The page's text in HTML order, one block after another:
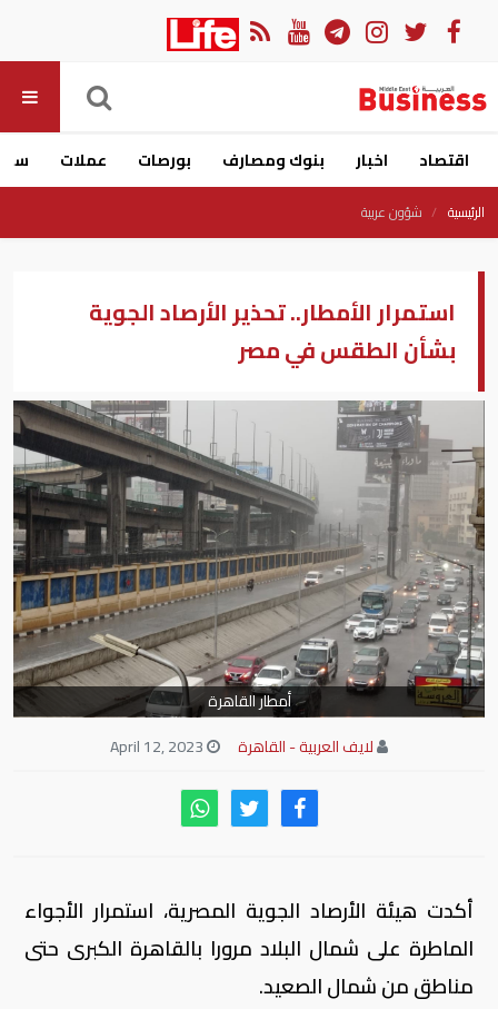
اقتصاد اخبار بنوك ومصارف بورصات عملات
الرئيسية شؤون عربية
استمرار الأمطار.. تحذير الأرصاد الجوية
بشأن الطقس في مصر
أمطار القاهرة
لايف العربية - القاهرة
أكدت هيئة الأرصاد الجوية المصرية، استمرار الأجواء
الماطرة على شمال البلاد مرورا بالقاهرة الكبرى حتى
مناطق من شمال الصعيد.